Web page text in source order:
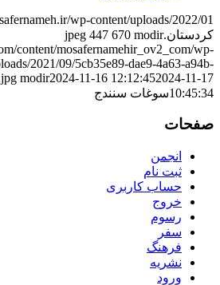
کردستان.jpeg
447 670 modir
content/mosafernamehir_ov2_com/wp-
2021/09/5cb35e89-dae9-4a63-a94b-
modir2024-11-16 12:12:452024-11-17
10:45:34سوغات سنندج
صفحات
انجمن
ثبت نام
حساب کاربری
خروج
رسوم
سفر
فرهنگ
نشریه
ورود